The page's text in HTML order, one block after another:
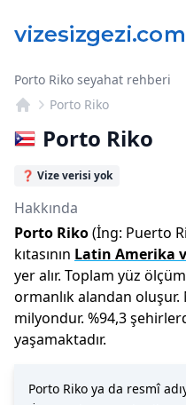
Porto Riko seyahat rehberi
Porto Riko
Porto Riko
❓ Vize verisi yok
Hakkında
Porto Riko(İng: Puerto
kıtasının Latin Amerika
yer alır. Toplam yüz
ormanlık alandan oluşur.
milyondur. %94,3
yaşamaktadır.
Porto Riko ya da resmî